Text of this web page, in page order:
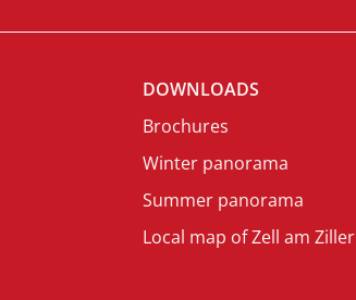
DOWNLOADS
Brochures
Winter panorama
Summer panorama
Local map of Zell am Ziller